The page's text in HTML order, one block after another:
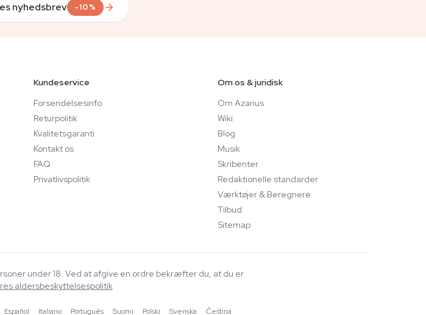
nyhedsbrev -10%
Kundeservice
Forsendelsesinfo
Returpolitik
Kvalitetsgaranti
Kontakt os
FAQ
Privatlivspolitik
Om os & juridisk
Om Azarius
Wiki
Blog
Musik
Skribenter
Redaktionelle standarder
Værktøjer & Beregnere
Tilbud
Sitemap
under 18. Ved at afgive en ordre bekræfter du, at du er
aldersbeskyttelsespolitik
·Español ·Italiano ·Português ·Suomi ·Polski ·Svenska ·Čeština